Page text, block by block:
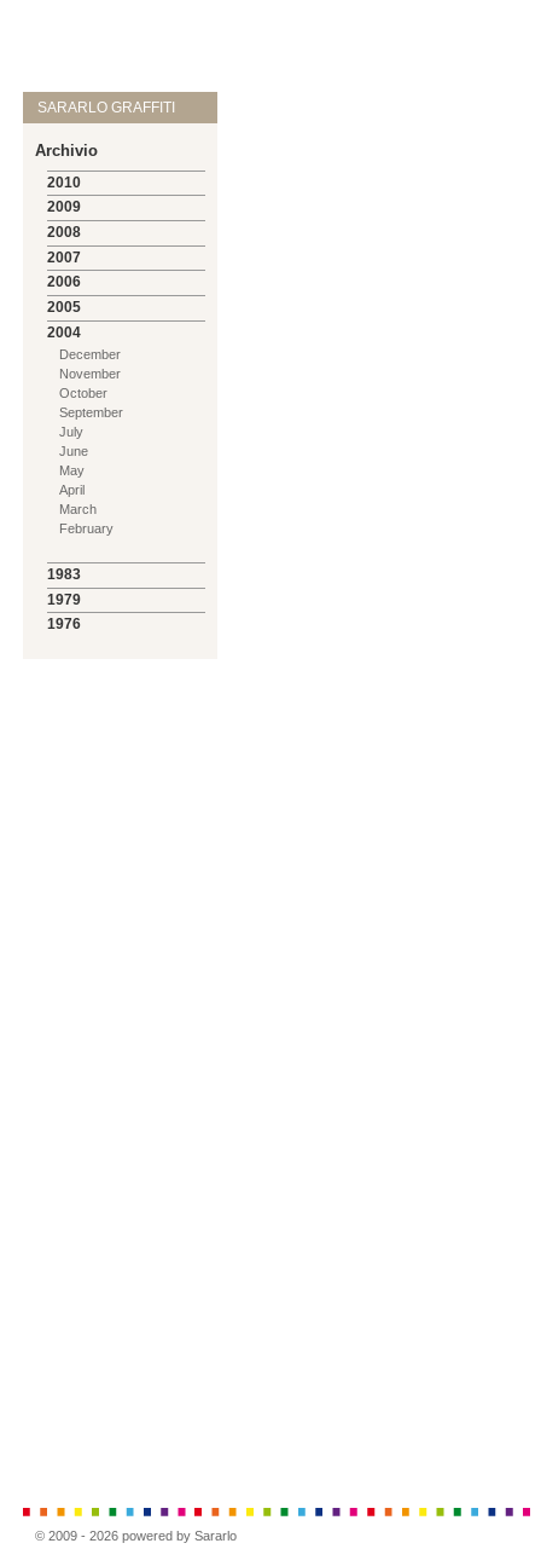
SARARLO GRAFFITI
Archivio
2010
2009
2008
2007
2006
2005
2004
December
November
October
September
July
June
May
April
March
February
1983
1979
1976
© 2009 - 2026 powered by Sararlo